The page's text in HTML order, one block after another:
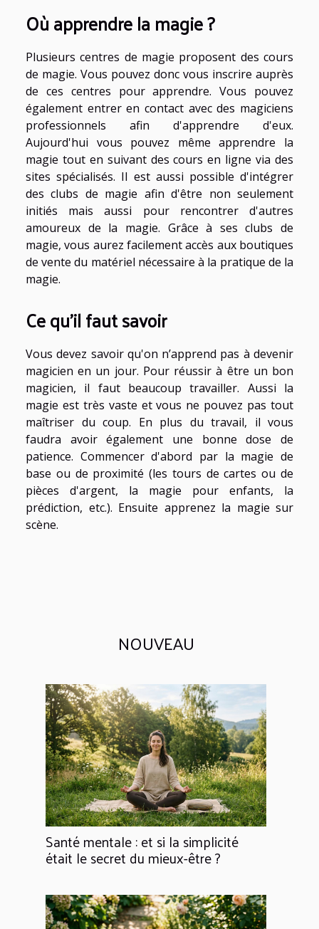
Où apprendre la magie ?
Plusieurs centres de magie proposent des cours
de magie. Vous pouvez donc vous inscrire auprès
de ces centres pour apprendre. Vous pouvez
également entrer en contact avec des magiciens
professionnels afin d'apprendre d'eux.
Aujourd'hui vous pouvez même apprendre la
magie tout en suivant des cours en ligne via des
sites spécialisés. Il est aussi possible d'intégrer
des clubs de magie afin d'être non seulement
initiés mais aussi pour rencontrer d'autres
amoureux de la magie. Grâce à ses clubs de
magie, vous aurez facilement accès aux boutiques
de vente du matériel nécessaire à la pratique de la
magie.
Ce qu'il faut savoir
Vous devez savoir qu'on n’apprend pas à devenir
magicien en un jour. Pour réussir à être un bon
magicien, il faut beaucoup travailler. Aussi la
magie est très vaste et vous ne pouvez pas tout
maîtriser du coup. En plus du travail, il vous
faudra avoir également une bonne dose de
patience. Commencer d'abord par la magie de
base ou de proximité (les tours de cartes ou de
pièces d'argent, la magie pour enfants, la
prédiction, etc.). Ensuite apprenez la magie sur
scène.
NOUVEAU
Santé mentale : et si la simplicité
était le secret du mieux-être ?